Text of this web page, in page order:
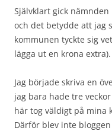
Självklart gick
och det betydde att jag
kommunen tyckte sig
lägga ut en krona extra).
Jag började skriva en
jag bara hade tre
här tog väldigt på mina
Därför blev inte